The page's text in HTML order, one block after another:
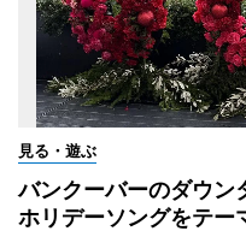
見る・遊ぶ
バンクーバーのダウ
ホリデーソングをテー